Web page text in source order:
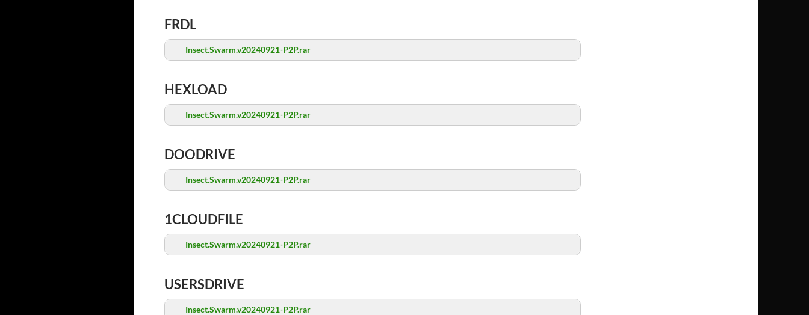
FRDL
Insect.Swarm.v20240921-P2P.rar
HEXLOAD
Insect.Swarm.v20240921-P2P.rar
DOODRIVE
Insect.Swarm.v20240921-P2P.rar
1CLOUDFILE
Insect.Swarm.v20240921-P2P.rar
USERSDRIVE
Insect.Swarm.v20240921-P2P.rar